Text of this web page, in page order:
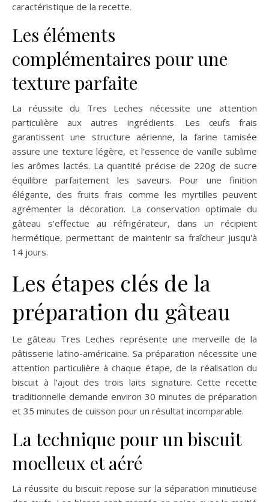
caractéristique de la recette.
Les éléments
complémentaires pour une
texture parfaite
La réussite du Tres Leches nécessite une attention
particulière aux autres ingrédients. Les œufs frais
garantissent une structure aérienne, la farine tamisée
assure une texture légère, et l'essence de vanille sublime
les arômes lactés. La quantité précise de 220g de sucre
équilibre parfaitement les saveurs. Pour une finition
élégante, des fruits frais comme les myrtilles peuvent
agrémenter la décoration. La conservation optimale du
gâteau s'effectue au réfrigérateur, dans un récipient
hermétique, permettant de maintenir sa fraîcheur jusqu'à
14 jours.
Les étapes clés de la
préparation du gâteau
Le gâteau Tres Leches représente une merveille de la
pâtisserie latino-américaine. Sa préparation nécessite une
attention particulière à chaque étape, de la réalisation du
biscuit à l'ajout des trois laits signature. Cette recette
traditionnelle demande environ 30 minutes de préparation
et 35 minutes de cuisson pour un résultat incomparable.
La technique pour un biscuit
moelleux et aéré
La réussite du biscuit repose sur la séparation minutieuse